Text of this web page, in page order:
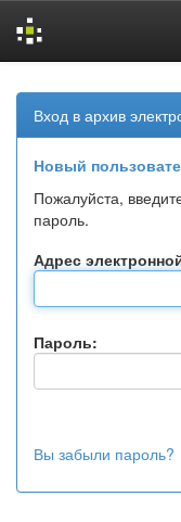
navigation
Вход в архив
Новый
Пожалуйста,
пароль.
Адрес
Пароль:
Вы забыли пароль?